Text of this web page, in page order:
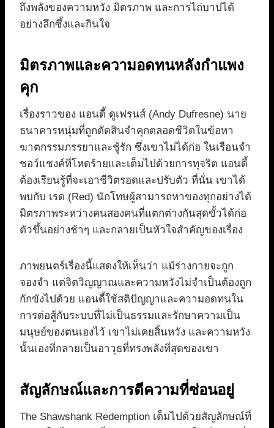
ถึงพลังของความหวัง มิตรภาพ และการไถ่บาปได้
อย่างลึกซึ้งและกินใจ
มิตรภาพและความอดทนหลังกำแพง
คุก
เรื่องราวของ แอนดี้ ดูเฟรนส์ (Andy Dufresne) นาย
ธนาคารหนุ่มที่ถูกตัดสินจำคุกตลอดชีวิตในข้อหา
ฆาตกรรมภรรยาและชู้รัก ซึ่งเขาไม่ได้ก่อ ในเรือนจำ
ชอว์แชงค์ที่โหดร้ายและเต็มไปด้วยการทุจริต แอนดี้
ต้องเรียนรู้ที่จะเอาชีวิตรอดและปรับตัว ที่นั่น เขาได้
พบกับ เรด (Red) นักโทษผู้สามารถหาของทุกอย่างได้
มิตรภาพระหว่างคนสองคนที่แตกต่างกันสุดขั้วได้ก่อ
ตัวขึ้นอย่างช้าๆ และกลายเป็นหัวใจสำคัญของเรื่อง
ภาพยนตร์เรื่องนี้แสดงให้เห็นว่า แม้ร่างกายจะถูก
จองจำ แต่จิตวิญญาณและความหวังไม่จำเป็นต้องถูก
กักขังไปด้วย แอนดี้ใช้สติปัญญาและความอดทนใน
การต่อสู้กับระบบที่ไม่เป็นธรรมและรักษาความเป็น
มนุษย์ของตนเองไว้ เขาไม่เคยสิ้นหวัง และความหวัง
นั้นเองที่กลายเป็นอาวุธที่ทรงพลังที่สุดของเขา
สัญลักษณ์และการตีความที่ซ่อนอยู่
The Shawshank Redemption เต็มไปด้วยสัญลักษณ์ที่